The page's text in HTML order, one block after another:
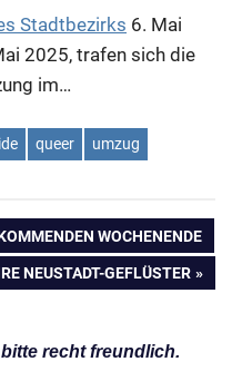
Stadtbezirks 6. Mai
2025, trafen sich die
im…
queer umzug
WOCHENENDE
NEUSTADT-GEFLÜSTER
recht freundlich.